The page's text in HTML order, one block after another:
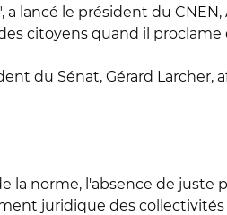
lancé le président du
citoyens quand il
du Sénat, Gérard
norme, l'absence de juste
juridique des